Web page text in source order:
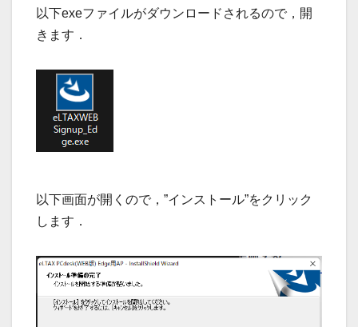
以下exeファイルがダウンロードされるので，開
きます．
以下画面が開くので，”インストール”をクリック
します．